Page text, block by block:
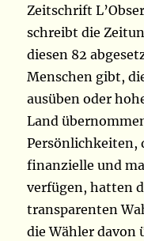
Zeitschrift
schreibt die
diesen 82
Menschen gibt,
ausüben oder
Land
Persönlichkeiten,
finanzielle und
verfügen, hatten
transparenten
die Wähler davon